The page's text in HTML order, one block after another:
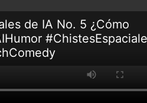
de IA No. 5 ¿Cómo